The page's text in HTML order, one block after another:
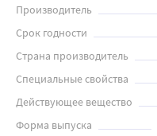
Производитель
Срок годности
Страна производитель
Специальные свойства
Действующее вещество
Форма выпуска